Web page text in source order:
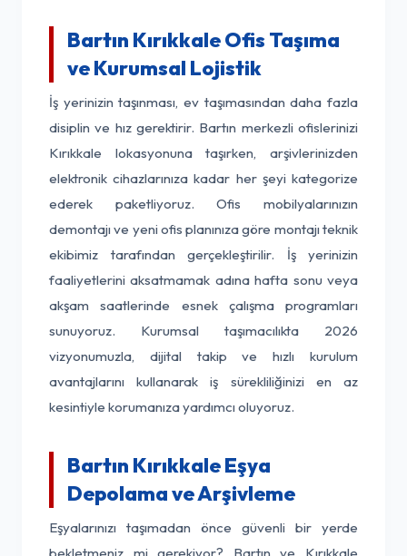
Bartın Kırıkkale Ofis Taşıma
ve Kurumsal Lojistik
İş yerinizin taşınması, ev taşımasından daha fazla
disiplin ve hız gerektirir. Bartın merkezli ofislerinizi
Kırıkkale lokasyonuna taşırken, arşivlerinizden
elektronik cihazlarınıza kadar her şeyi kategorize
ederek paketliyoruz. Ofis mobilyalarınızın
demontajı ve yeni ofis planınıza göre montajı teknik
ekibimiz tarafından gerçekleştirilir. İş yerinizin
faaliyetlerini aksatmamak adına hafta sonu veya
akşam saatlerinde esnek çalışma programları
sunuyoruz. Kurumsal taşımacılıkta 2026
vizyonumuzla, dijital takip ve hızlı kurulum
avantajlarını kullanarak iş sürekliliğinizi en az
kesintiyle korumanıza yardımcı oluyoruz.
Bartın Kırıkkale Eşya
Depolama ve Arşivleme
Eşyalarınızı taşımadan önce güvenli bir yerde